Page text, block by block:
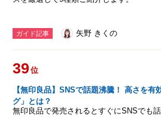
ガイド記事 矢野 きくの
39 位
【無印良品】SNSで話題沸騰！ 高さを
グ」とは？
無印良品で発売されるとすぐにSNSでも